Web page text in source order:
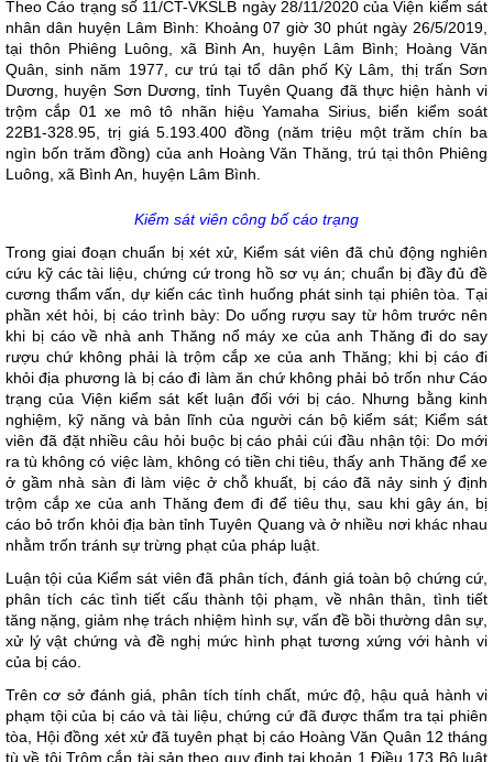
Theo Cáo trạng số 11/CT-VKSLB ngày 28/11/2020 của Viện kiểm sát
nhân dân huyện Lâm Bình: Khoảng 07 giờ 30 phút ngày 26/5/2019,
tại thôn Phiêng Luông, xã Bình An, huyện Lâm Bình; Hoàng Văn
Quân, sinh năm 1977, cư trú tại tổ dân phố Kỳ Lâm, thị trấn Sơn
Dương, huyện Sơn Dương, tỉnh Tuyên Quang đã thực hiện hành vi
trộm cắp 01 xe mô tô nhãn hiệu Yamaha Sirius, biển kiểm soát
22B1-328.95, trị giá 5.193.400 đồng (năm triệu một trăm chín ba
ngìn bốn trăm đồng) của anh Hoàng Văn Thăng, trú tại thôn Phiêng
Luông, xã Bình An, huyện Lâm Bình.
Kiểm sát viên công bố cáo trạng
Trong giai đoạn chuẩn bị xét xử, Kiểm sát viên đã chủ động nghiên
cứu kỹ các tài liệu, chứng cứ trong hồ sơ vụ án; chuẩn bị đầy đủ đề
cương thẩm vấn, dự kiến các tình huống phát sinh tại phiên tòa. Tại
phần xét hỏi, bị cáo trình bày: Do uống rượu say từ hôm trước nên
khi bị cáo về nhà anh Thăng nổ máy xe của anh Thăng đi do say
rượu chứ không phải là trộm cắp xe của anh Thăng; khi bị cáo đi
khỏi địa phương là bị cáo đi làm ăn chứ không phải bỏ trốn như Cáo
trạng của Viện kiểm sát kết luận đối với bị cáo. Nhưng bằng kinh
nghiệm, kỹ năng và bản lĩnh của người cán bộ kiểm sát; Kiểm sát
viên đã đặt nhiều câu hỏi buộc bị cáo phải cúi đầu nhận tội: Do mới
ra tù không có việc làm, không có tiền chi tiêu, thấy anh Thăng để xe
ở gầm nhà sàn đi làm việc ở chỗ khuất, bị cáo đã nảy sinh ý định
trộm cắp xe của anh Thăng đem đi để tiêu thụ, sau khi gây án, bị
cáo bỏ trốn khỏi địa bàn tỉnh Tuyên Quang và ở nhiều nơi khác nhau
nhằm trốn tránh sự trừng phạt của pháp luật.
Luận tội của Kiểm sát viên đã phân tích, đánh giá toàn bộ chứng cứ,
phân tích các tình tiết cấu thành tội phạm, về nhân thân, tình tiết
tăng nặng, giảm nhẹ trách nhiệm hình sự, vấn đề bồi thường dân sự,
xử lý vật chứng và đề nghị mức hình phạt tương xứng với hành vi
của bị cáo.
Trên cơ sở đánh giá, phân tích tính chất, mức độ, hậu quả hành vi
phạm tội của bị cáo và tài liệu, chứng cứ đã được thẩm tra tại phiên
tòa, Hội đồng xét xử đã tuyên phạt bị cáo Hoàng Văn Quân 12 tháng
tù về tội Trộm cắp tài sản theo quy định tại khoản 1 Điều 173 Bộ luật